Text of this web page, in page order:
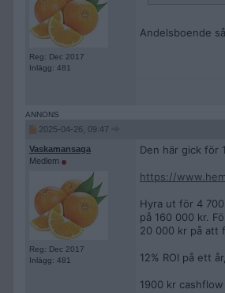
Reg: Dec 2017
Inlägg: 481
Andelsboende
2025-04-26, 09:47
Vaskamansaga
Medlem
Reg: Dec 2017
Inlägg: 481
Den här gick för
https://
Hyra ut för 4
på 160 000 kr.
20 000 kr på att
12% ROI på ett
1900 kr